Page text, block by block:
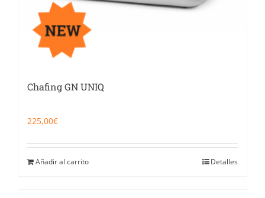
Chafing GN UNIQ
225,00€
Añadir al carrito Detalles